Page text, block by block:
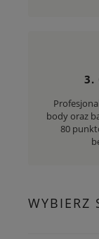
3.
body oraz
80
WYBIERZ